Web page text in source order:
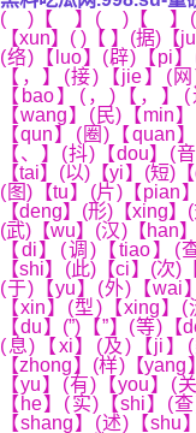
( )【 】( )【 】(新)
【xun】( )【 】(据)【
(络)【luo】(辟)【pi
【，】(接)【jie】(
【bao】(，)【，
【wang】(民)【min
【qun】(圈)【quan
【、】(抖)【dou】(
【tai】(以)【yi】(短)
(图)【tu】(片)【pian
【deng】(形)【xing】
(武)【wu】(汉)【han
【di】(调)【tiao】(
【shi】(此)【ci】(次)
(于)【yu】(外)【wai
【xin】(型)【xing】
【du】(”)【”】(等)
(息)【xi】(及)【ji】
【zhong】(样)【
【yu】(有)【you】(
【he】(实)【shi】(
【shang】(述)【